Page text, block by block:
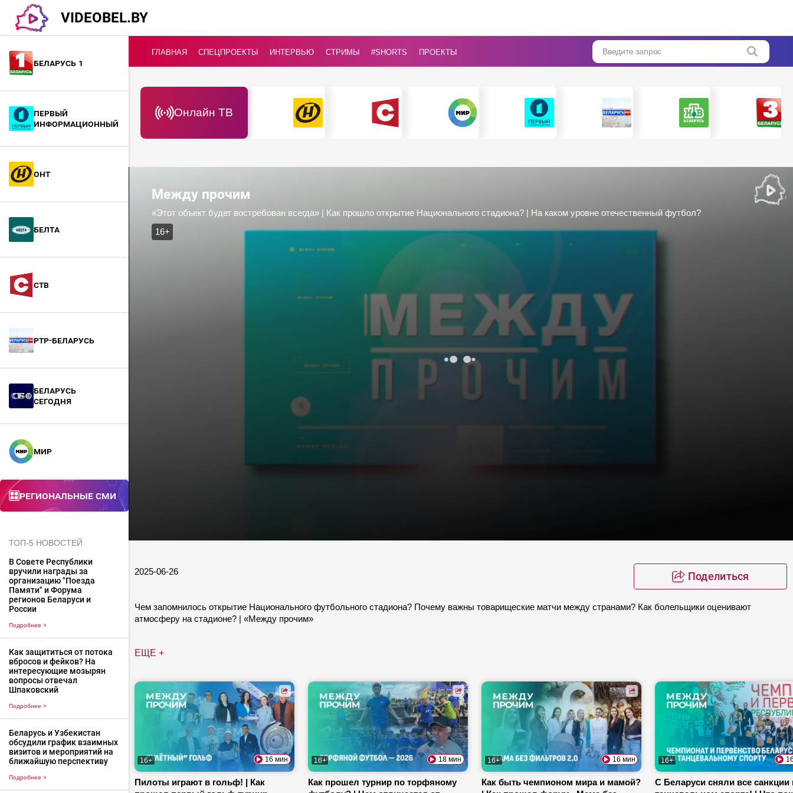
VIDEOBEL.BY
Беларусь 1
Первый
информационный
ОНТ
БелТА
СТВ
РТР-Беларусь
БЕЛАРУСЬ
СЕГОДНЯ
МИР
Региональные СМИ
ТОП-5 НОВОСТЕЙ
В Совете Республики
вручили награды за
организацию "Поезда
Памяти" и Форума
регионов Беларуси и
России
Подробнее >
Как защититься от потока
вбросов и фейков? На
интересующие мозырян
вопросы отвечал
Шпаковский
Подробнее >
Беларусь и Узбекистан
обсудили график взаимных
визитов и мероприятий на
ближайшую перспективу
Подробнее >
ГЛАВНАЯ СПЕЦПРОЕКТЫ ИНТЕРВЬЮ СТРИМЫ #Shorts ПРОЕКТЫ Введите запрос
Онлайн ТВ
Между прочим
«Этот объект будет востребован всегда» | Как прошло открытие Национального стадиона? | На каком уровне отечественный футбол?
16+
2025-06-26 Поделиться
Чем запомнилось открытие Национального футбольного стадиона? Почему важны товарищеские матчи между странами? Как болельщики оценивают
атмосферу на стадионе? | «Между прочим»
ЕЩЕ +
16+ 16 мин
Пилоты играют в гольф! | Как
16+ 18 мин
Как прошел турнир по торфяному
16+ 16 мин
Как быть чемпионом мира и мамой?
16+
С Беларуси сняли все санкции